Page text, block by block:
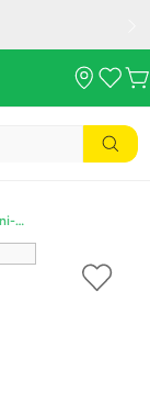
Fotorama Ternurines Mini-Set Vacas